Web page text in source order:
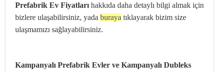
Prefabrik Ev Fiyatları hakkıda daha detaylı bilgi almak için
bizlere ulaşabilirsiniz, yada buraya tıklayarak bizim size
ulaşmamızı sağlayabilirsiniz.
Kampanyalı Prefabrik Evler ve Kampanyalı Dubleks